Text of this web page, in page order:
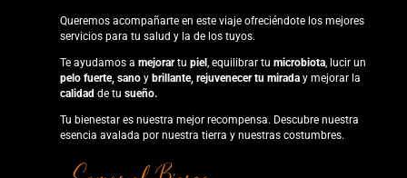
Queremos acompañarte en este viaje ofreciéndote los mejores
servicios para tu salud y la de los tuyos.
Te ayudamos a mejorartu piel, equilibrar tu microbiota, lucir un
pelo fuerte, sano y brillante, rejuvenecer tu mirada y mejorar la
calidad de tu sueño.
Tu bienestar es nuestra mejor recompensa. Descubre nuestra
esencia avalada por nuestra tierra y nuestras costumbres.